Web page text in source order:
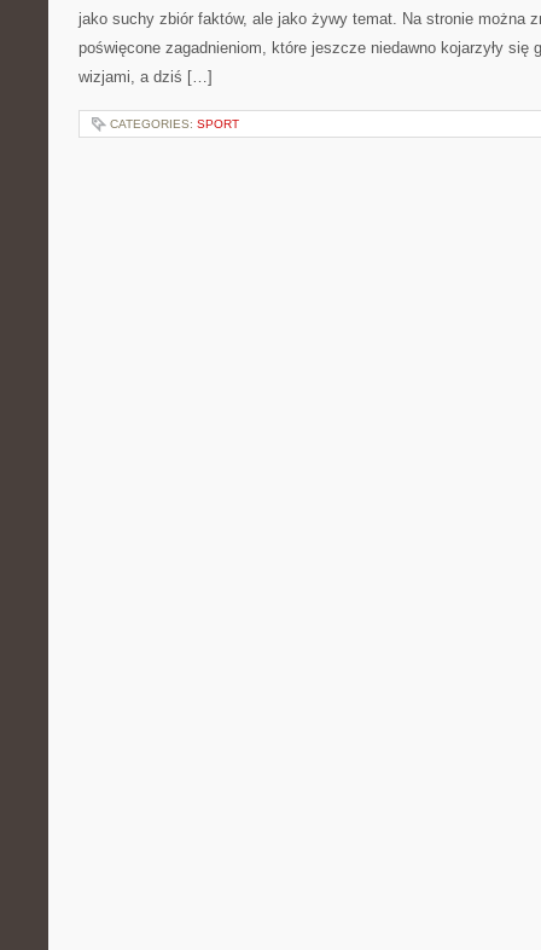
jako suchy zbiór faktów, ale jako żywy temat. Na stronie można
poświęcone zagadnieniom, które jeszcze niedawno kojarzyły się
wizjami, a dziś […]
CATEGORIES: SPORT